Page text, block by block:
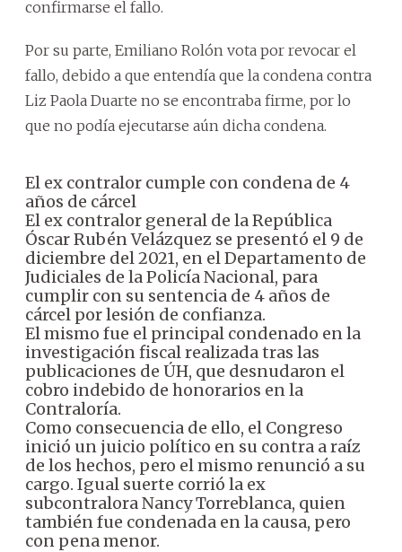
confirmarse el fallo.
Por su parte, Emiliano Rolón vota por revocar el
fallo, debido a que entendía que la condena contra
Liz Paola Duarte no se encontraba firme, por lo
que no podía ejecutarse aún dicha condena.
El ex contralor cumple con condena de 4
años de cárcel
El ex contralor general de la República
Óscar Rubén Velázquez se presentó el 9 de
diciembre del 2021, en el Departamento de
Judiciales de la Policía Nacional, para
cumplir con su sentencia de 4 años de
cárcel por lesión de confianza.
El mismo fue el principal condenado en la
investigación fiscal realizada tras las
publicaciones de ÚH, que desnudaron el
cobro indebido de honorarios en la
Contraloría.
Como consecuencia de ello, el Congreso
inició un juicio político en su contra a raíz
de los hechos, pero el mismo renunció a su
cargo. Igual suerte corrió la ex
subcontralora Nancy Torreblanca, quien
también fue condenada en la causa, pero
con pena menor.